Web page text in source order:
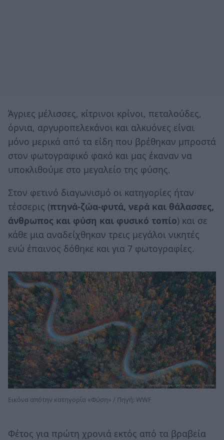
Άγριες μέλισσες, κίτρινοι κρίνοι, πεταλούδες,
όρνια, αργυροπελεκάνοι και αλκυόνες είναι
μόνο μερικά από τα είδη που βρέθηκαν μπροστά
στον φωτογραφικό φακό και μας έκαναν να
υποκλιθούμε στο μεγαλείο της φύσης.
Στον φετινό διαγωνισμό οι κατηγορίες ήταν
τέσσερις (πτηνά-ζώα-φυτά, νερά και θάλασσες,
άνθρωπος και φύση και φυσικό τοπίο) και σε
κάθε μια αναδείχθηκαν τρεις μεγάλοι νικητές
ενώ έπαινος δόθηκε και για 7 φωτογραφίες.
Εικόνα απότην κατηγορία «Φύση» / Πηγή: WWF
Φέτος για πρώτη χρονιά εκτός από τα βραβεία